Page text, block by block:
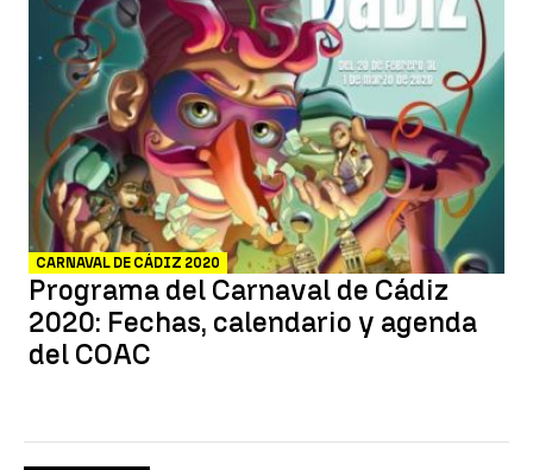
CARNAVAL DE CÁDIZ 2020
Programa del Carnaval de Cádiz
2020: Fechas, calendario y agenda
del COAC